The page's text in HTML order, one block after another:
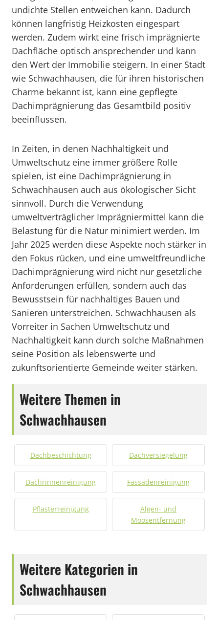
undichte Stellen entweichen kann. Dadurch
können langfristig Heizkosten eingespart
werden. Zudem wirkt eine frisch imprägnierte
Dachfläche optisch ansprechender und kann
den Wert der Immobilie steigern. In einer Stadt
wie Schwachhausen, die für ihren historischen
Charme bekannt ist, kann eine gepflegte
Dachimprägnierung das Gesamtbild positiv
beeinflussen.
In Zeiten, in denen Nachhaltigkeit und
Umweltschutz eine immer größere Rolle
spielen, ist eine Dachimprägnierung in
Schwachhausen auch aus ökologischer Sicht
sinnvoll. Durch die Verwendung
umweltverträglicher Imprägniermittel kann die
Belastung für die Natur minimiert werden. Im
Jahr 2025 werden diese Aspekte noch stärker in
den Fokus rücken, und eine umweltfreundliche
Dachimprägnierung wird nicht nur gesetzliche
Anforderungen erfüllen, sondern auch das
Bewusstsein für nachhaltiges Bauen und
Sanieren unterstreichen. Schwachhausen als
Vorreiter in Sachen Umweltschutz und
Nachhaltigkeit kann durch solche Maßnahmen
seine Position als lebenswerte und
zukunftsorientierte Gemeinde weiter stärken.
Weitere Themen in
Schwachhausen
Dachbeschichtung Dachversiegelung
Dachrinnenreinigung Fassadenreinigung
Pflasterreinigung
Algen- und
Moosentfernung
Weitere Kategorien in
Schwachhausen